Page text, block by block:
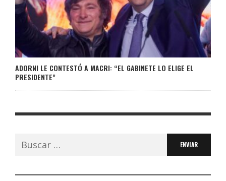
ADORNI LE CONTESTÓ A MACRI: “EL GABINETE LO ELIGE EL
PRESIDENTE”
Buscar: